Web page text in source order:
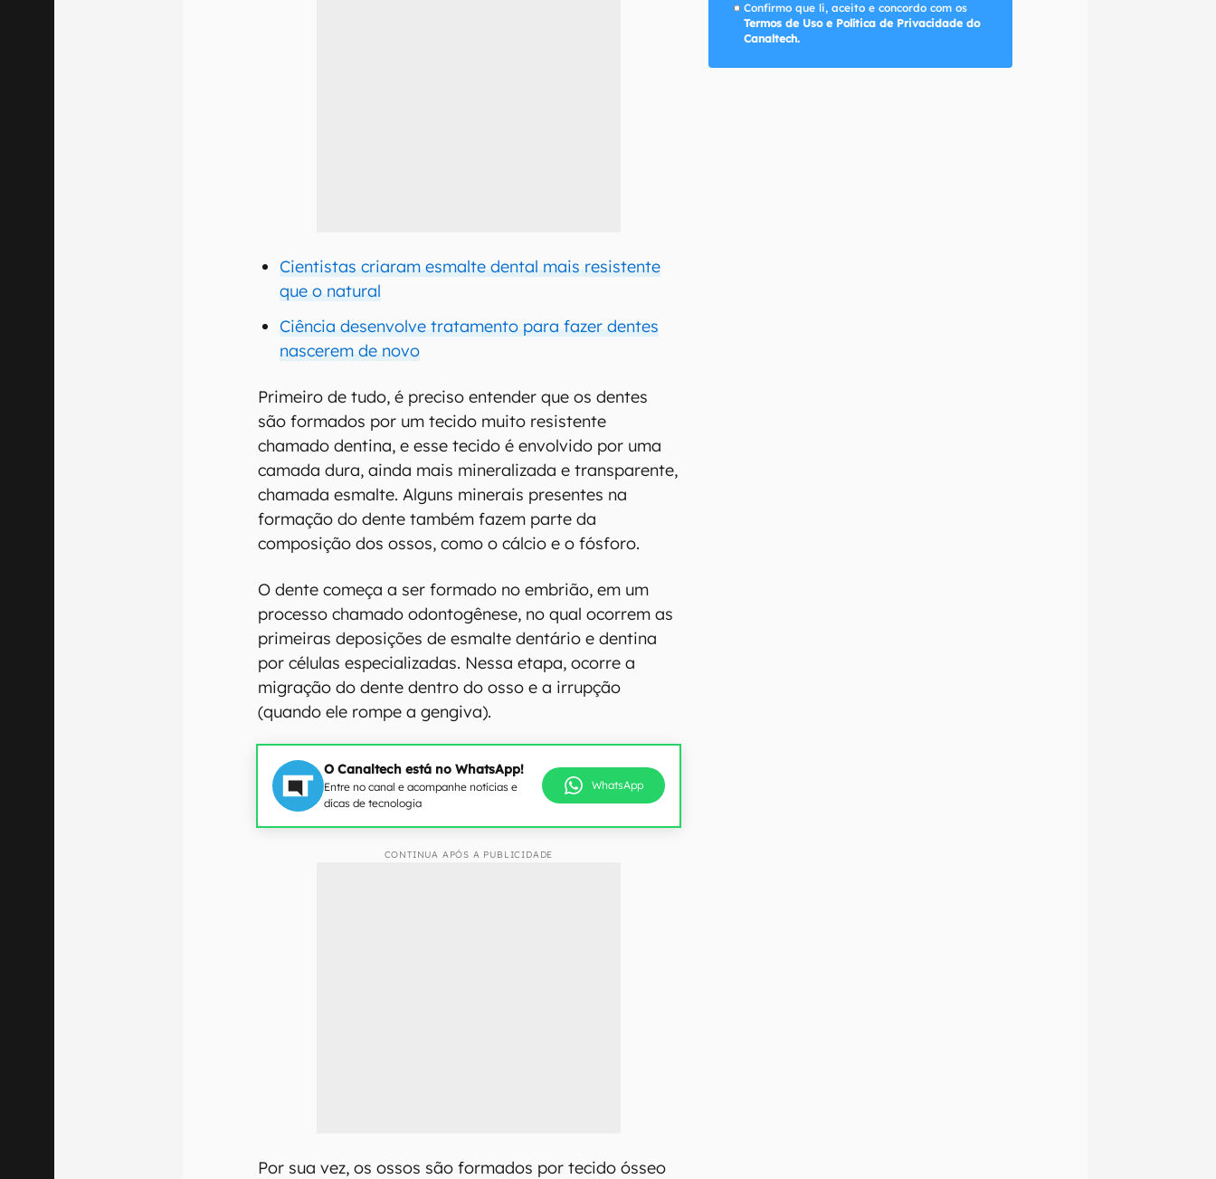
Cientistas criaram esmalte dental mais resistente
que o natural
Ciência desenvolve tratamento para fazer dentes
nascerem de novo
Primeiro de tudo, é preciso entender que os dentes
são formados por um tecido muito resistente
chamado dentina, e esse tecido é envolvido por uma
camada dura, ainda mais mineralizada e transparente,
chamada esmalte. Alguns minerais presentes na
formação do dente também fazem parte da
composição dos ossos, como o cálcio e o fósforo.
O dente começa a ser formado no embrião, em um
processo chamado odontogênese, no qual ocorrem as
primeiras deposições de esmalte dentário e dentina
por células especializadas. Nessa etapa, ocorre a
migração do dente dentro do osso e a irrupção
(quando ele rompe a gengiva).
O Canaltech está no WhatsApp!
Entre no canal e acompanhe notícias e
dicas de tecnologia
WhatsApp
CONTINUA APÓS A PUBLICIDADE
Por sua vez, os ossos são formados por tecido ósseo
Confirmo que li, aceito e concordo com os
Termos de Uso e Política de Privacidade do
Canaltech.